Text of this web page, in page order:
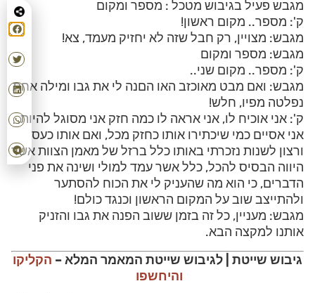
מגבש פעיל בגיבוש מטכל : מספר ומקום
ק': מספר.. מקום ראשון!
מגבש: מצויין, רק חבל שזה לא יחזיק מעמד, צא!
מגבש: מספר ומקום
ק': מספר.. מקום שני..
מגבש: ואם מבט מאוכזב האו הםנה לי את גבו ומילה אחת
נפלטה מפיו, חלש!
ק': אני אוכיח לו, אני אראה לו כמה חזק אני מסוגל להיות,
אני אסיים כמי שיכתירו אותו כחזק מכל, ואם אותו כעס
ורצון לשנות נזכרתי באותו כלל ברזל של מאמן הצוות אשר
היווה הבסיס להכל, כלל אשר עמד למולי ושינה את פני
הדברים, כי הוא מה שהעניק לי את הכוח להסתער
ולהתייצב שוב על המקום הראשון וכנגד כולם!
מגבש: מעניין, כל זה בזמן ששוב הפנה את גבו והזניק
אותנו למקצה הבא.
גיבוש שייטת | לגיבוש שייטת המאמר המלא – הקליקו
והיחשפו